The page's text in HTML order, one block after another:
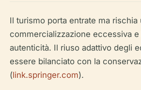
Il turismo porta entrate ma rischia
commercializzazione eccessiva e
autenticità. Il riuso adattivo degli
essere bilanciato con la
(link.springer.com).